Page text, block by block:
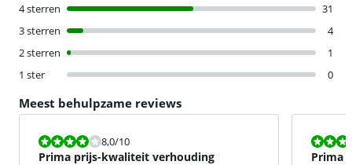
4 sterren
31
3 sterren
4
2 sterren
1
1 ster
0
Meest behulpzame reviews
Beoordeling is 8,0 van de 10.
8,0/10
Prima prijs-kwaliteit verhouding Prima